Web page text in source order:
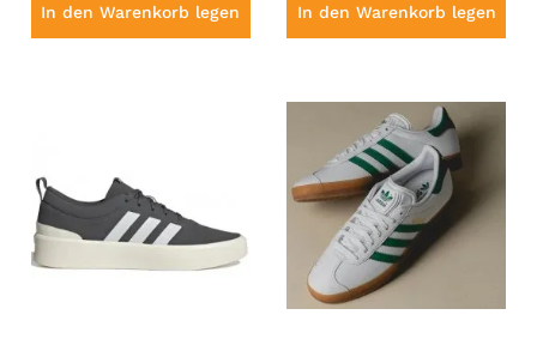
In den Warenkorb legen In den Warenkorb legen